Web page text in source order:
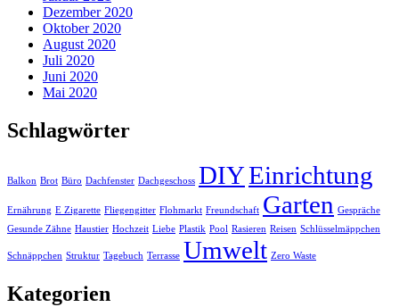
Dezember 2020
Oktober 2020
August 2020
Juli 2020
Juni 2020
Mai 2020
Schlagwörter
Balkon Brot Büro Dachfenster Dachgeschoss DIYEinrichtung
Ernährung E Zigarette Fliegengitter Flohmarkt Freundschaft Garten Gespräche
Gesunde Zähne Haustier Hochzeit Liebe Plastik Pool Rasieren Reisen Schlüsselmäppchen
Schnäppchen Struktur Tagebuch Terrasse Umwelt Zero Waste
Kategorien